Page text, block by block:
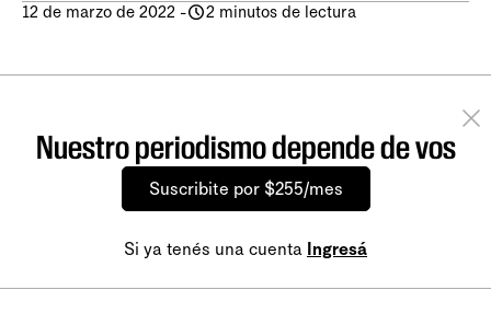
12 de marzo de 2022 - 2 minutos de lectura
Nuestro periodismo depende de vos
Suscribite por $255/mes
Si ya tenés una cuenta Ingresá